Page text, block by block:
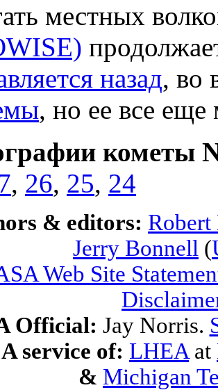
местных
назад, во
, но ее все
кометы
, 26, 25, 24
& editors:
Jerry Bonnell (
Web Site
Official: Jay Norris.
A service of: LHEA at
& Michigan